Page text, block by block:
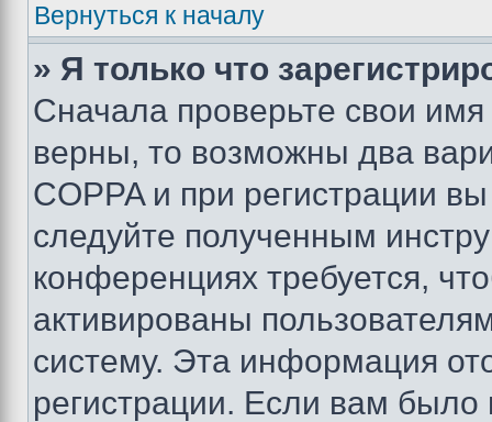
Вернуться к началу
» Я только что
Сначала проверьте свои
верны, то возможны два
COPPA и при регистрации
следуйте полученным
конференциях требуется,
активированы
систему. Эта информация
регистрации. Если вам